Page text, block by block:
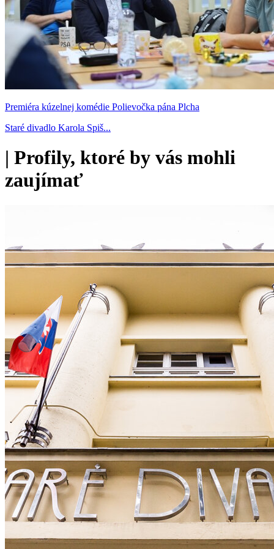
Premiéra kúzelnej komédie Polievočka pána Plcha
Staré divadlo Karola Spiš...
| Profily, ktoré by vás mohli
zaujímať